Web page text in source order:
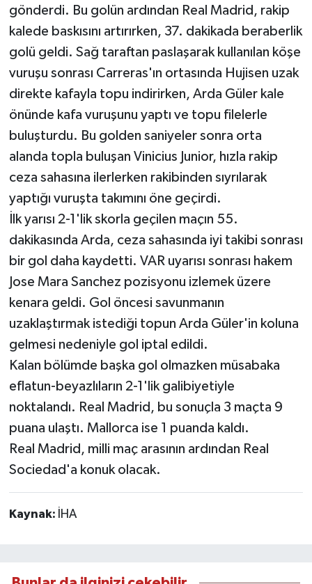
gönderdi. Bu golün ardından Real Madrid, rakip
kalede baskısını artırırken, 37. dakikada beraberlik
golü geldi. Sağ taraftan paslaşarak kullanılan köşe
vuruşu sonrası Carreras'ın ortasında Hujisen uzak
direkte kafayla topu indirirken, Arda Güler kale
önünde kafa vuruşunu yaptı ve topu filelerle
buluşturdu. Bu golden saniyeler sonra orta
alanda topla buluşan Vinicius Junior, hızla rakip
ceza sahasına ilerlerken rakibinden sıyrılarak
yaptığı vuruşta takımını öne geçirdi.
İlk yarısı 2-1'lik skorla geçilen maçın 55.
dakikasında Arda, ceza sahasında iyi takibi sonrası
bir gol daha kaydetti. VAR uyarısı sonrası hakem
Jose Mara Sanchez pozisyonu izlemek üzere
kenara geldi. Gol öncesi savunmanın
uzaklaştırmak istediği topun Arda Güler'in koluna
gelmesi nedeniyle gol iptal edildi.
Kalan bölümde başka gol olmazken müsabaka
eflatun-beyazlıların 2-1'lik galibiyetiyle
noktalandı. Real Madrid, bu sonuçla 3 maçta 9
puana ulaştı. Mallorca ise 1 puanda kaldı.
Real Madrid, milli maç arasının ardından Real
Sociedad'a konuk olacak.
Kaynak: İHA